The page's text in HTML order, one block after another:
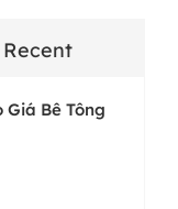
Recent
Giá Bê Tông